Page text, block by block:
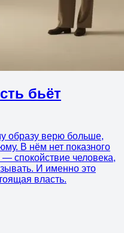
бьёт
образу верю больше,
В нём нет показного
спокойствие человека,
И именно это
власть.